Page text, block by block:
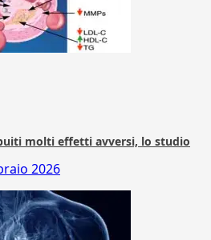
molti effetti avversi, lo studio
2026